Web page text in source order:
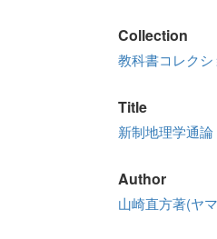
Collection
教科書コレクシ
Title
新制地理学通論
Author
山崎直方著(ヤ